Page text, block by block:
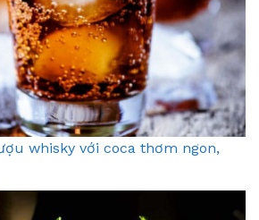
whisky với coca thơm ngon,